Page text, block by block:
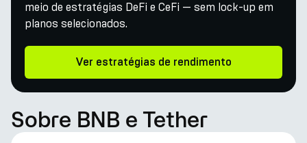
meio de estratégias DeFi e CeFi — sem lock-up em
planos selecionados.
Ver estratégias de rendimento
Sobre BNB e Tether